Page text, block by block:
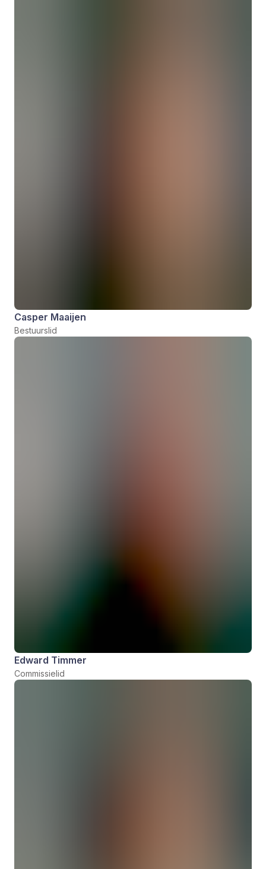
Casper Maaijen
Bestuurslid
Edward Timmer
Commissielid